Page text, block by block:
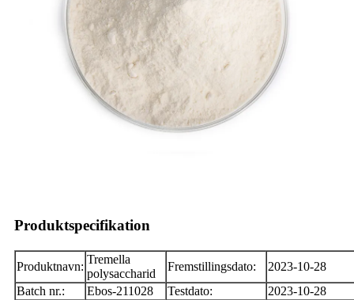
Produktspecifikation
Produktnavn:
Tremella
polysaccharid
Fremstillingsdato:
2023-10-28
Batch nr.:
Ebos-211028 Testdato:
2023-10-28